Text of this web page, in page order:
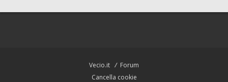
Vecio.it
Forum
Cancella cookie